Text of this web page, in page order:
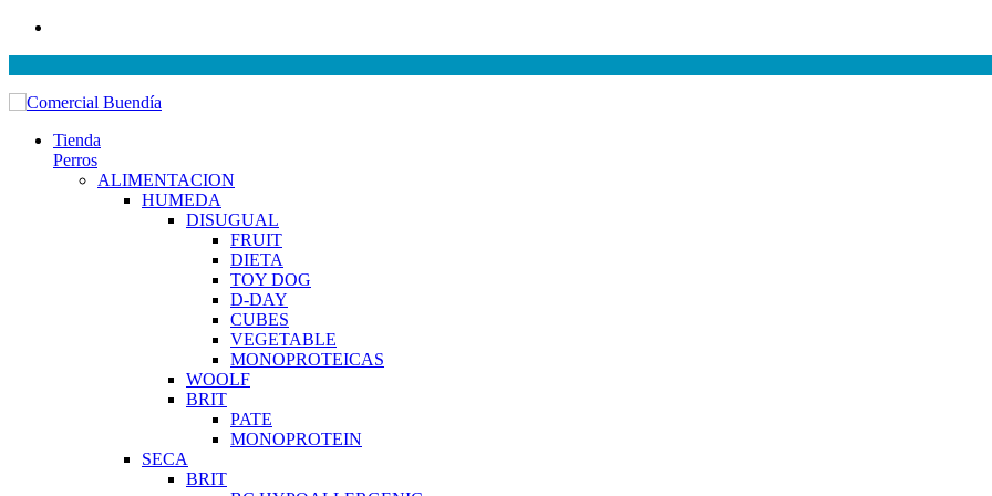
Tienda
Perros
ALIMENTACION
HUMEDA
DISUGUAL
FRUIT
DIETA
TOY DOG
D-DAY
CUBES
VEGETABLE
MONOPROTEICAS
WOOLF
BRIT
PATE
MONOPROTEIN
SECA
BRIT